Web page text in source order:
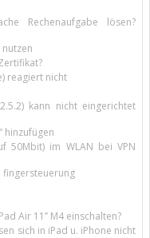
Rechenaufgabe lösen?
reagiert nicht
kann nicht eingerichtet
hinzufügen
50Mbit) im WLAN bei VPN
fingersteuerung
Air 11’’ M4 einschalten?
sich in iPad u. iPhone nicht